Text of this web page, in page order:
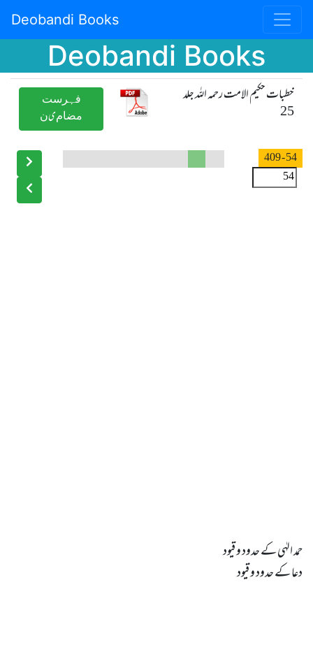
Deobandi Books
Deobandi Books
خطبات حکیم الامت رحمہ اللہ جلد
25
ﻓﮩﺮﺳﺖ
ﻣﻀﺎﻡیﻥ
54
- 409
دعا کے حدود و قیود